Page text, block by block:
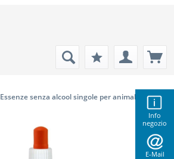
Info
negozio
E-Mail
Essenze senza alcool singole per animali domestici